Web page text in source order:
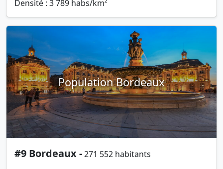
Densité : 3 789 habs/km²
Population Bordeaux
#9 Bordeaux -271 552 habitants